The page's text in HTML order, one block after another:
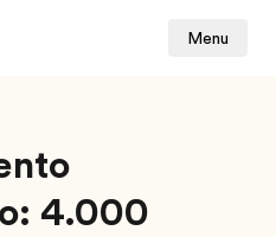
Menu
4.000